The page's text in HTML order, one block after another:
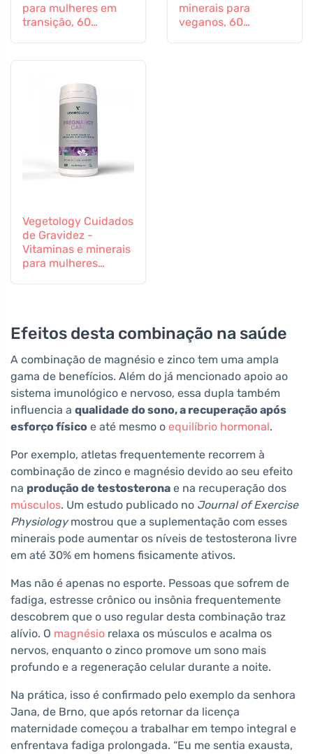
para mulheres em
transição, 60
minerais para
veganos, 60
Vegetology Cuidados
de Gravidez -
Vitaminas e minerais
para mulheres
Efeitos desta combinação na saúde
A combinação de magnésio e zinco tem uma ampla
gama de benefícios. Além do já mencionado apoio ao
sistema imunológico e nervoso, essa dupla também
influencia a qualidade do sono, a recuperação após
esforço físico e até mesmo o equilíbrio hormonal.
Por exemplo, atletas frequentemente recorrem à
combinação de zinco e magnésio devido ao seu efeito
na produção de testosterona e na recuperação dos
músculos. Um estudo publicado no Journal of Exercise
Physiologymostrou que a suplementação com esses
minerais pode aumentar os níveis de testosterona livre
em até 30% em homens fisicamente ativos.
Mas não é apenas no esporte. Pessoas que sofrem de
fadiga, estresse crônico ou insônia frequentemente
descobrem que o uso regular desta combinação traz
alívio. O magnésio relaxa os músculos e acalma os
nervos, enquanto o zinco promove um sono mais
profundo e a regeneração celular durante a noite.
Na prática, isso é confirmado pelo exemplo da senhora
Jana, de Brno, que após retornar da licença
maternidade começou a trabalhar em tempo integral e
enfrentava fadiga prolongada. “Eu me sentia exausta,